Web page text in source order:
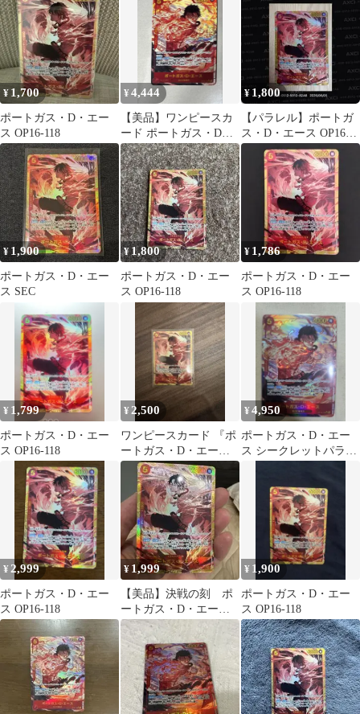
¥ 1,700
ポートガス・D・エー
ス OP16-118
¥4,444
【美品】ワンピースカ
ード ポートガス・D・
エース SECパラレル
¥ 1,800
【パラレル】ポートガ
ス・D・エース OP16-
118
¥ 1,900
ポートガス・D・エー
ス SEC
¥1,800
ポートガス・D・エー
ス OP16-118
¥ 1,786
ポートガス・D・エー
ス OP16-118
¥ 1,799
ポートガス・D・エー
ス OP16-118
¥ 2,500
ワンピースカード 『ポ
ートガス・D・エース
』SEC 決戦の刻
¥4,950
ポートガス・D・エー
ス シークレットパラレ
¥ 2,999
ポートガス・D・エー
ス OP16-118
¥ 1,999
【美品】決戦の刻 ポ
ートガス・D・エー
ス SEC
¥ 1,900
ポートガス・D・エー
ス OP16-118